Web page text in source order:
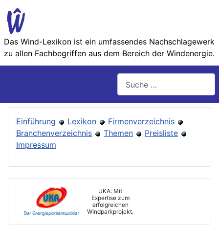
Das Wind-Lexikon ist ein umfassendes Nachschlage­werk
zu allen Fachbegriffen aus dem Bereich der Wind­energie.
Einführung Lexikon
Firmenverzeichnis
Branchenverzeichnis
Themen
Preisliste
Impressum
UKA: Mit
Expertise zum
erfolgreichen
Windparkprojekt.